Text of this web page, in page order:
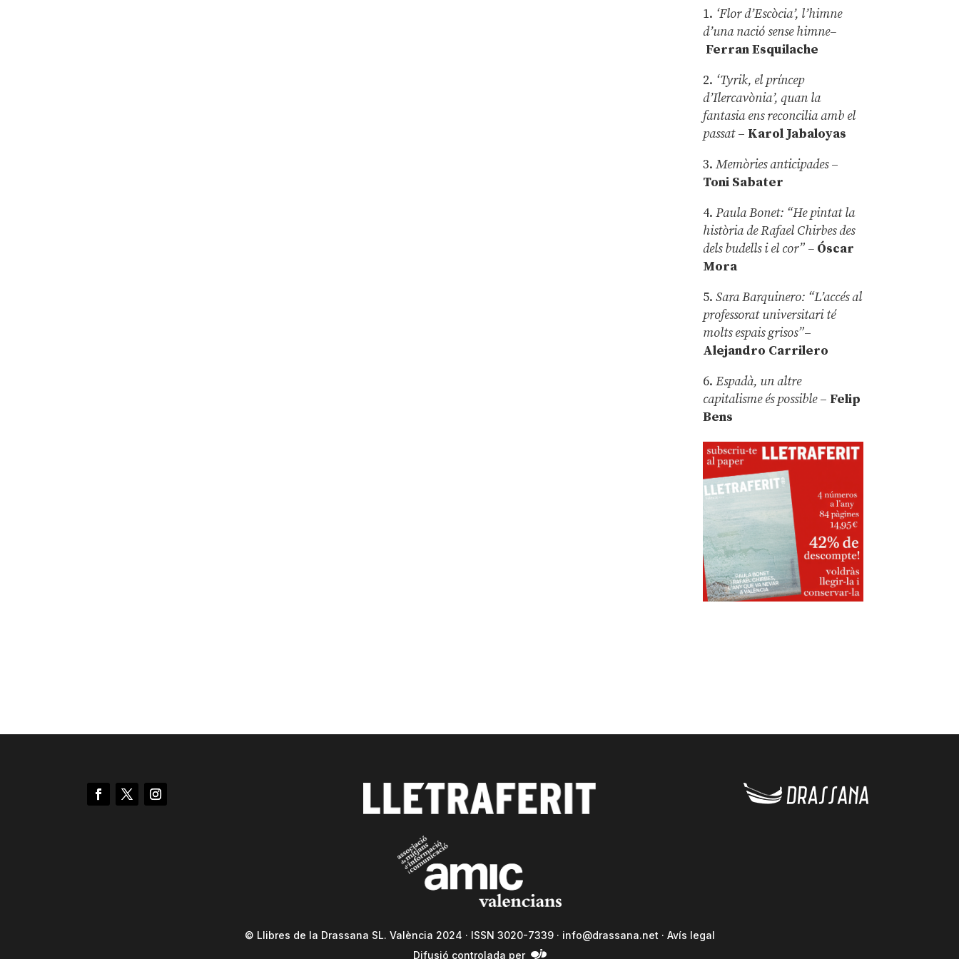
1. ‘Flor d’Escòcia’, l’himne
d’una nació sense himne–
Ferran Esquilache
2. ‘Tyrik, el príncep
d’Ilercavònia’, quan la
fantasia ens reconcilia amb el
passat– Karol Jabaloyas
3.Memòries anticipades–
Toni Sabater
4.Paula Bonet: “He pintat la
història de Rafael Chirbes des
dels budells i el cor” – Óscar
Mora
5.Sara Barquinero: “L’accés al
professorat universitari té
molts espais grisos”–
Alejandro Carrilero
6.Espadà, un altre
capitalisme és possible – Felip
Bens
© Llibres de la Drassana SL. València 2024 · ISSN 3020-7339 · info@drassana.net · Avís legal
Difusió controlada per